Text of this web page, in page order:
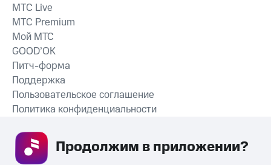
СКАЧАТЬ ПРИЛОЖЕНИЕ
MTС Live
MTС Premium
Мой МТС
GOOD’OK
Питч-форма
Поддержка
Пользовательское соглашение
Политика конфиденциальности